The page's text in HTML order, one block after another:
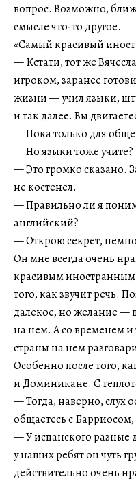
вопрос. Возможно,
смысле что-то другое.
«Самый красивый
— Кстати, тот же
игроком, заранее
жизни — учил языки,
и так далее. Вы
— Пока только для
— Но языки тоже учите?
— Это громко сказано.
не костенел.
— Правильно ли я
английский?
— Открою секрет,
Он мне всегда очень
красивым
того, как звучит речь.
далекое, но желание —
на нем. А со временем и
страны на нем
Особенно после того,
и Доминикане. С
— Тогда, наверно, слух
общаетесь с
— У испанского разные
у наших ребят он чуть
действительно очень